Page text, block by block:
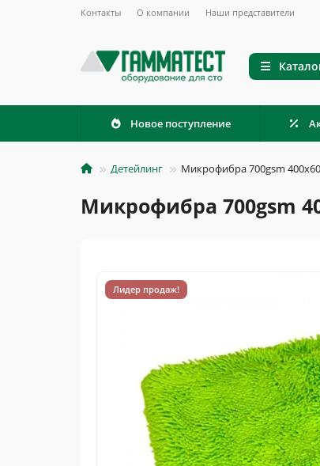
Контакты О компании Наши представители
Новое поступление
Детейлинг Микрофибра 700gsm
Микрофибра 700gsm
Лидер продаж!